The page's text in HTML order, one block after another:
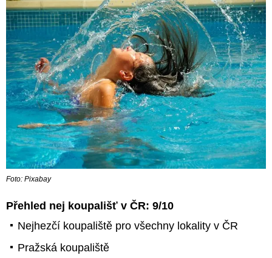
Foto: Pixabay
Přehled nej koupališť v ČR: 9/10
Nejhezčí koupaliště pro všechny lokality v ČR
Pražská koupaliště